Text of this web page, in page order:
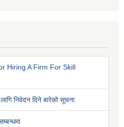
Hiring A Firm For Skill
निवेदन दिने बारेको सूचना